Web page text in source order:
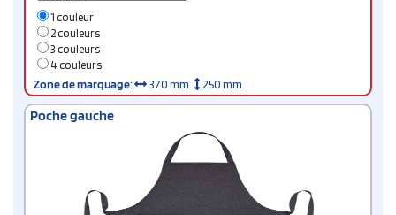
1 couleur
2 couleurs
3 couleurs
4 couleurs
Zone de marquage: 370 mm 250 mm
Poche gauche